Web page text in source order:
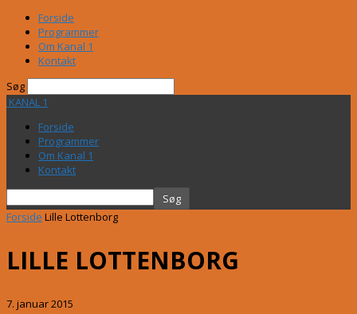
Forside
Programmer
Om Kanal 1
Kontakt
Søg
KANAL 1
Forside
Programmer
Om Kanal 1
Kontakt
Forside Lille Lottenborg
LILLE LOTTENBORG
7. januar 2015